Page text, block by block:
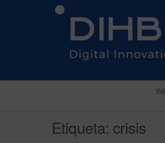
DIGITAL
Etiqueta: crisis